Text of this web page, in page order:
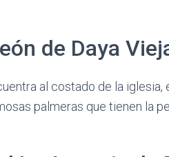
de Daya
al costado de la
palmeras que tienen la